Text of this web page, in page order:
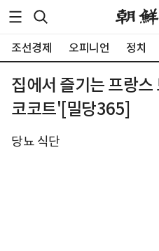
조선경제 오피니언 정치
집에서 즐기는 프랑
코코트'[밀당365]
당뇨 식단